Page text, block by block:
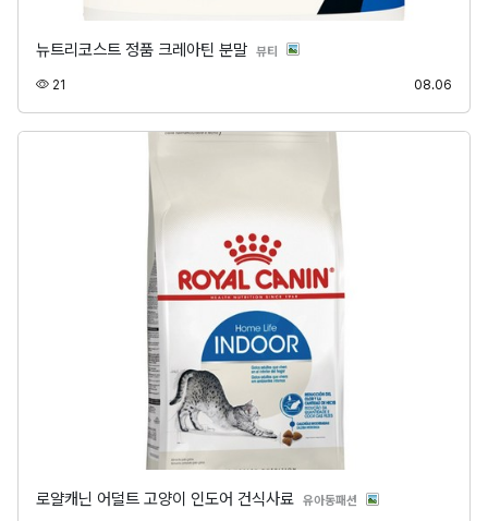
뉴트리코스트 정품 크레아틴 분말 뷰티 분류
21 08.06
로얄캐닌 어덜트 고양이 인도어 건식사료 유아동패션 분류